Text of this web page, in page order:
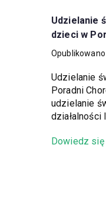
Udzielanie
dzieci w
Opublikowano
Udzielanie
Poradni
udzielanie
działalności
Dowiedz